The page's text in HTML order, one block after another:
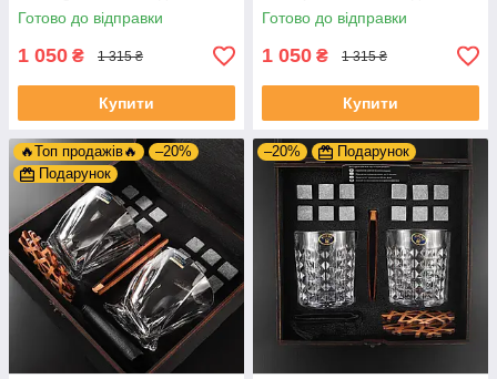
охолодження напою
Готово до відправки
1 050 ₴ 1 315 ₴
Купити
охолодження напою
Готово до відправки
1 050 ₴ 1 315 ₴
Купити
🔥Топ продажів🔥
–20%
Подарунок
–20% Подарунок